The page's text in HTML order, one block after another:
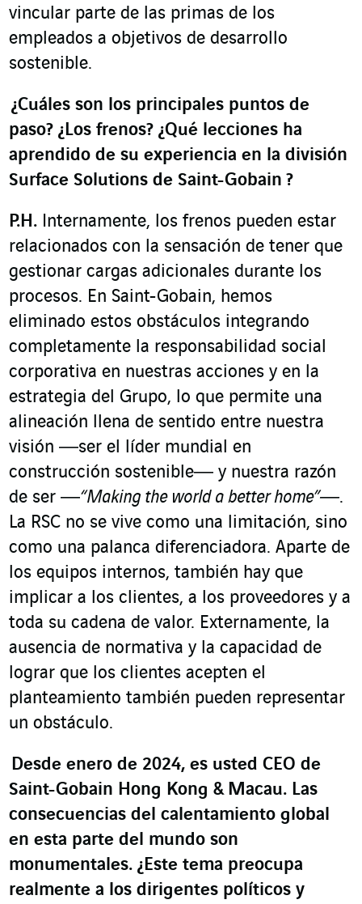
vincular parte de las primas de los
empleados a objetivos de desarrollo
sostenible.
¿Cuáles son los principales puntos de
paso? ¿Los frenos? ¿Qué lecciones ha
aprendido de su experiencia en la división
Surface Solutions de Saint-Gobain ?
P.H. Internamente, los frenos pueden estar
relacionados con la sensación de tener que
gestionar cargas adicionales durante los
procesos. En Saint-Gobain, hemos
eliminado estos obstáculos integrando
completamente la responsabilidad social
corporativa en nuestras acciones y en la
estrategia del Grupo, lo que permite una
alineación llena de sentido entre nuestra
visión ―ser el líder mundial en
construcción sostenible― y nuestra razón
de ser ―“Making the world a better home”―.
La RSC no se vive como una limitación, sino
como una palanca diferenciadora. Aparte de
los equipos internos, también hay que
implicar a los clientes, a los proveedores y a
toda su cadena de valor. Externamente, la
ausencia de normativa y la capacidad de
lograr que los clientes acepten el
planteamiento también pueden representar
un obstáculo.
Desde enero de 2024, es usted CEO de
Saint-Gobain Hong Kong & Macau. Las
consecuencias del calentamiento global
en esta parte del mundo son
monumentales. ¿Este tema preocupa
realmente a los dirigentes políticos y